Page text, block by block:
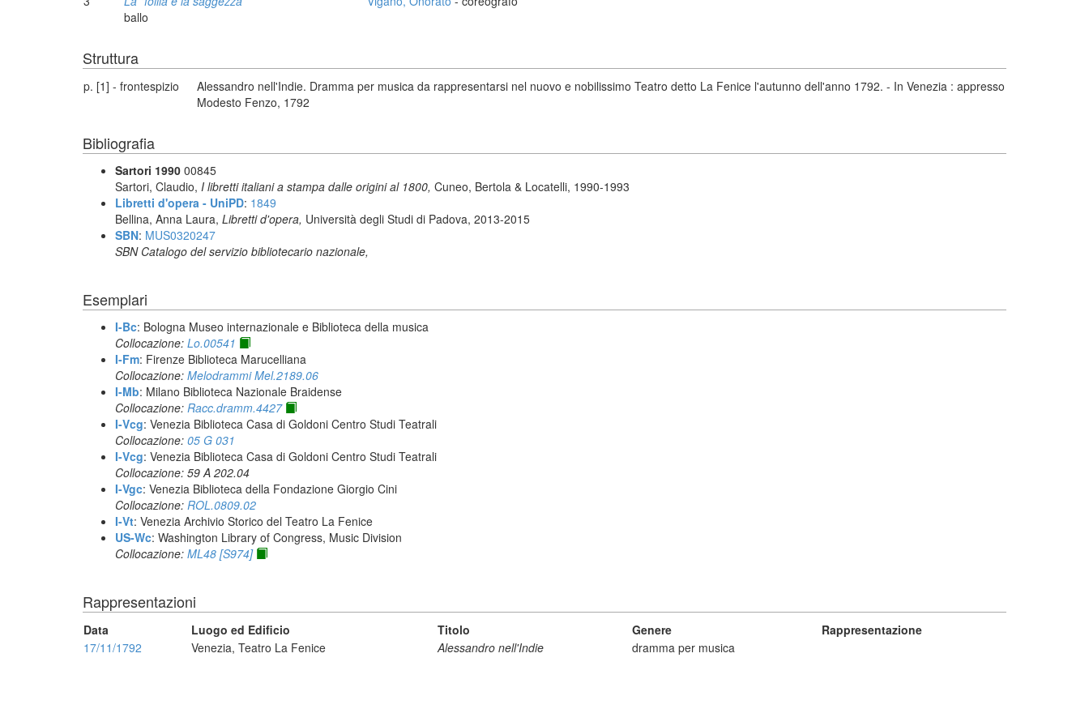
ballo
Struttura
p. [1] - frontespizio
Alessandro nell'Indie. Dramma per musica da rappresentarsi nel nuovo e nobilissimo Teatro detto La Fenice l'autunno dell'anno 1792. - In Venezia : appresso
Modesto Fenzo, 1792
Bibliografia
Sartori 1990 00845
Sartori, Claudio, I libretti italiani a stampa dalle origini al 1800, Cuneo, Bertola & Locatelli, 1990-1993
Libretti d'opera - UniPD: 1849
Bellina, Anna Laura, Libretti d'opera, Università degli Studi di Padova, 2013-2015
SBN: MUS0320247
SBN Catalogo del servizio bibliotecario nazionale,
Esemplari
I-Bc: Bologna Museo internazionale e Biblioteca della musica
Collocazione: Lo.00541
I-Fm: Firenze Biblioteca Marucelliana
Collocazione: Melodrammi Mel.2189.06
I-Mb: Milano Biblioteca Nazionale Braidense
Collocazione: Racc.dramm.4427
I-Vcg: Venezia Biblioteca Casa di Goldoni Centro Studi Teatrali
Collocazione: 05 G 031
I-Vcg: Venezia Biblioteca Casa di Goldoni Centro Studi Teatrali
Collocazione: 59 A 202.04
I-Vgc: Venezia Biblioteca della Fondazione Giorgio Cini
Collocazione: ROL.0809.02
I-Vt: Venezia Archivio Storico del Teatro La Fenice
US-Wc: Washington Library of Congress, Music Division
Collocazione: ML48 [S974]
Rappresentazioni
Data Luogo ed Edificio Titolo Genere
Rappresentazione
17/11/1792
Venezia, Teatro La Fenice Alessandro nell'Indie dramma per musica